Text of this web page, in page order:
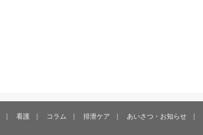
看護 コラム 排泄ケア あいさつ・お知らせ